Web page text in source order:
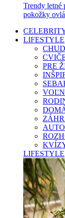
Trendy letné
pokožky
LIFESTYLE
PRE
AUTO
LIFESTYLE